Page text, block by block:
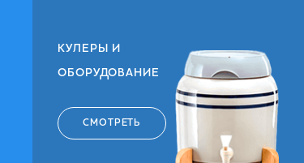
КУЛЕРЫ И
ОБОРУДОВАНИЕ
СМОТРЕТЬ